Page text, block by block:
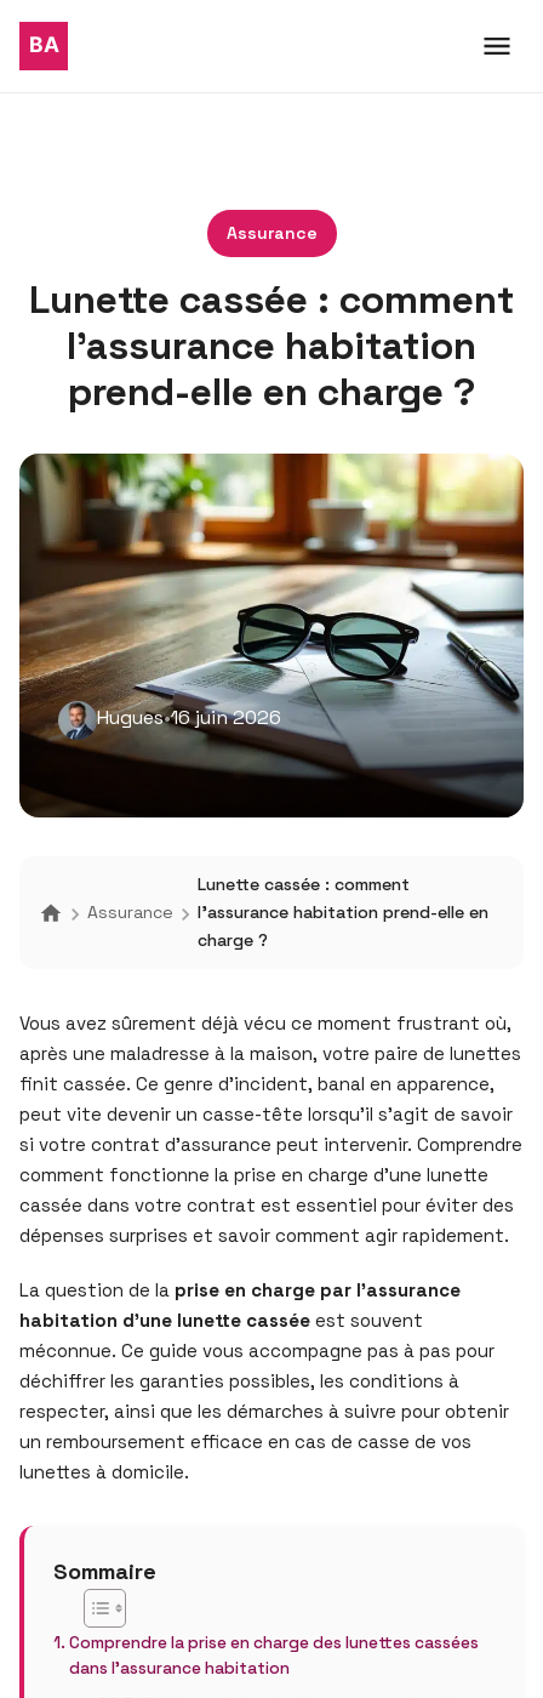
Assurance
Lunette cassée : comment
l’assurance habitation
prend-elle en charge ?
Hugues•16 juin 2026
Assurance
Lunette cassée : comment
l’assurance habitation prend-elle en
charge ?
Vous avez sûrement déjà vécu ce moment frustrant où,
après une maladresse à la maison, votre paire de lunettes
finit cassée. Ce genre d’incident, banal en apparence,
peut vite devenir un casse-tête lorsqu’il s’agit de savoir
si votre contrat d’assurance peut intervenir. Comprendre
comment fonctionne la prise en charge d’une lunette
cassée dans votre contrat est essentiel pour éviter des
dépenses surprises et savoir comment agir rapidement.
La question de la prise en charge par l’assurance
habitation d’une lunette cassée est souvent
méconnue. Ce guide vous accompagne pas à pas pour
déchiffrer les garanties possibles, les conditions à
respecter, ainsi que les démarches à suivre pour obtenir
un remboursement efficace en cas de casse de vos
lunettes à domicile.
Sommaire
Comprendre la prise en charge des lunettes cassées
dans l’assurance habitation